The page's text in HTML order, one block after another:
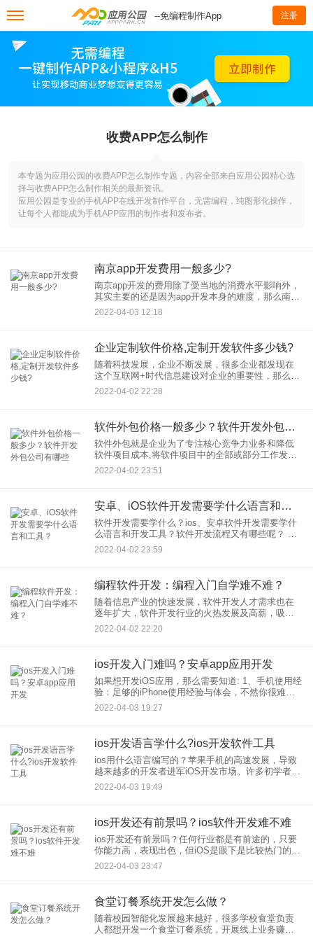
--免编程制作App 注册
收费APP怎么制作
本专题为应用公园的收费APP怎么制作专题，内容全部来自应用公园精心选
择与收费APP怎么制作相关的最新资讯。
应用公园是专业的手机APP在线开发制作平台，无需编程，纯图形化操作，
让每个人都能成为手机APP应用的制作者和发布者。
南京app开发费用一般多少?
南京app开发的费用除了受当地的消费水平影响外，
其实主要的还是因为app开发本身的难度，那么南京
app开发费用一般多少呢？ 相较于“北上广深”来说，
南京消
2022-04-03 12:18
企业定制软件价格,定制开发软件多少钱?
随着科技发展，企业不断发展，很多企业都发现在
这个互联网+时代信息建设对企业的重要性，那么信
息化建设就离不开软件，提高企业工作效率能够有
效降低企业开销，加大管理力度也能有效提升企业
2022-04-02 22:28
软件外包价格一般多少？软件开发外包公司有哪些
软件外包就是企业为了专注核心竞争力业务和降低
软件项目成本,将软件项目中的全部或部分工作发包
给提供外包服务的企业完成的软件需求活动。现在
业务流程外包(BPO)已经成为外包服务新的发展趋
2022-04-02 23:51
安卓、iOS软件开发需要学什么语言和工具？
软件开发需要学什么？ios、安卓软件开发需要学什
么语言和开发工具？软件开发流程又有哪些呢？ 为
2022-04-02 23:59
编程软件开发：编程入门自学难不难？
随着信息产业的快速发展，软件开发人才需求也在
逐年扩大，软件开发行业的火热发展及高薪，吸引
了很多人的目光，不少人都想自学编程开发，寻求
工作上的机遇，但是编程入门自学难不难呢？今天
2022-04-02 22:20
ios开发入门难吗？安卓app应用开发
如果想开发iOS应用，那么需要知道: 1、手机使用经
验：足够的iPhone使用经验与体会，不然你很难与
产品经理和设计人员有效沟通； 2、语言基础：
Objective-C语言、
2022-04-03 19:27
ios开发语言学什么?ios开发软件工具
ios用什么语言编写的？苹果手机的高速发展，导致
越来越多的开发者进军iOS开发市场。许多初学者想
学习iOS开发根本无从下手，尤其是开发所需要的编
程语言。今天普及一下iOS开发所需要的语言吧。
2022-04-03 19:49
ios开发还有前景吗？ios软件开发难不难
ios开发还有前景吗？任何行业都是有前途的，只要
你能力高，表现出色，但iOS是眼下是比较热门的开
发，从行业前景看，iOS开发比较有前途，像苹果的
appstore平台，也使开发者获益颇丰，待遇自然不在
2022-04-03 23:47
食堂订餐系统开发怎么做？
随着校园智能化发展越来越好，很多学校食堂负责
人都想开发一个食堂订餐系统，开展线上业务赚